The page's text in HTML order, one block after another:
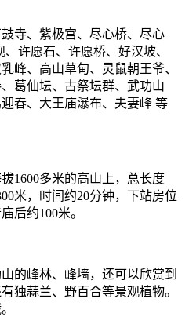
寺、紫极宫、尽心桥、尽心
许愿石、许愿桥、好汉坡、
峰、高山草甸、灵鼠朝王爷、
葛仙坛、古祭坛群、武功山
春、大王庙瀑布、夫妻峰 等
1600多米的高山上，总长度
米，时间约20分钟，下站房位
后约100米。
的峰林、峰墙，还可以欣赏到
独蒜兰、野百合等景观植物。